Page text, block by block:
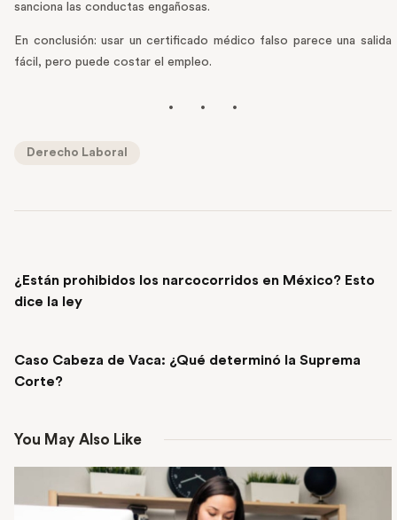
sanciona las conductas engañosas.
En conclusión: usar un certificado médico falso parece una salida
fácil, pero puede costar el empleo.
Derecho Laboral
¿Están prohibidos los narcocorridos en México? Esto
dice la ley
Caso Cabeza de Vaca: ¿Qué determinó la Suprema
Corte?
You May Also Like